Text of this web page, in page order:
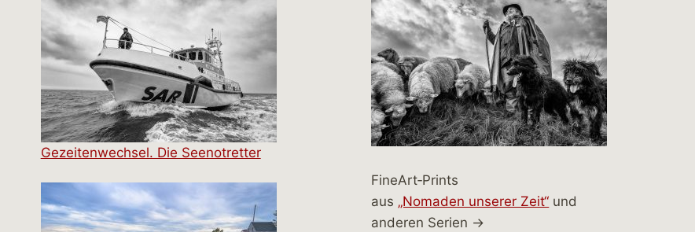
Gezeitenwechsel. Die Seenotretter
FineArt‑Prints
aus „Nomaden unserer Zeit“ und
anderen Serien →